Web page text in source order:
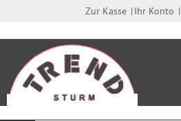
Zur Kasse Ihr Konto